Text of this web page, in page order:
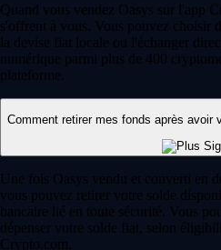
Quand vous vendez Oasys sur l'app
s'offrent à vous. Vous pouvez choisir
la devise fiat locale ou l'échanger
numérique parmi plus de 400
plateforme.
Comment retirer mes fonds après avoir
Une fois Oasys vendu et converti en
vous pouvez retirer votre solde
bancaire lié en toute sécurité. Vous
dépenser votre solde fiat, selon
Crypto.com.